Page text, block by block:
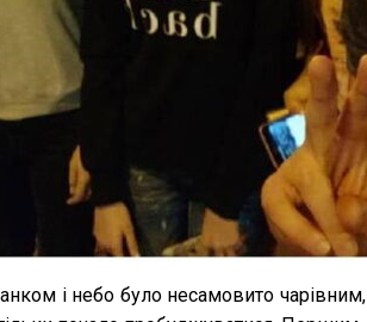
і небо було несамовито